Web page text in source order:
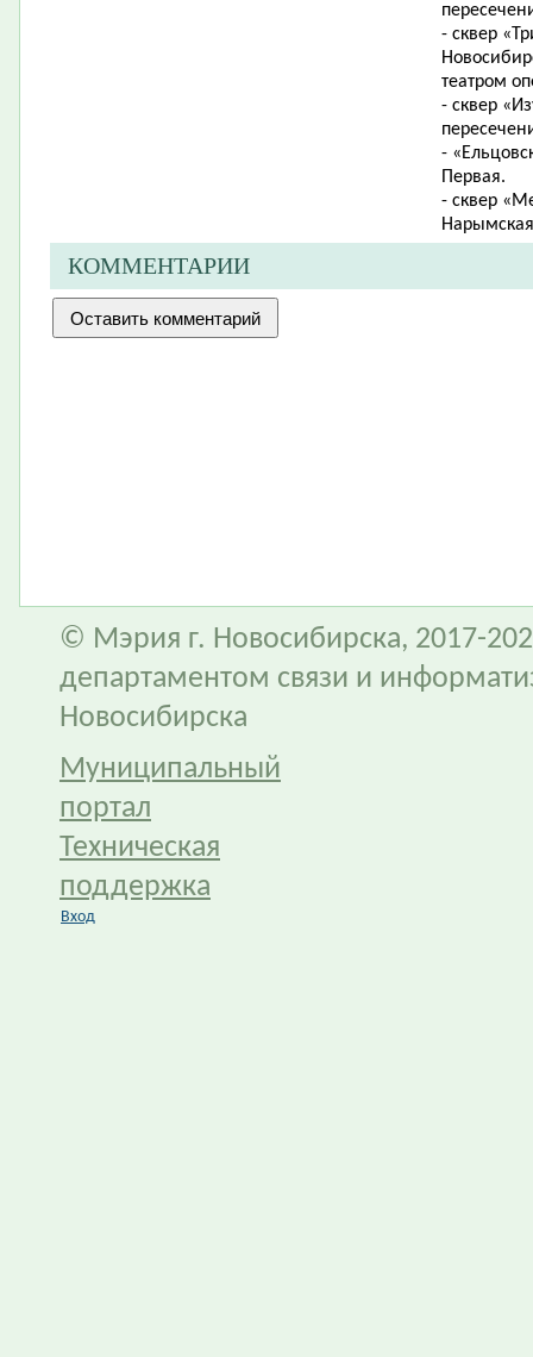
- сквер
театром
- сквер
-
Первая.
- сквер
КОММЕНТАРИИ
© Мэрия г. Новосибирска, 2017-
департаментом связи и
Новосибирска
Муниципальный
портал
Техническая
поддержка
Вход